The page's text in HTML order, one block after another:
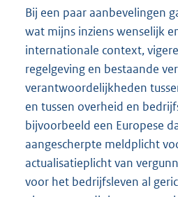
Bij een paar aanbevelingen
wat mijns inziens wenselijk
internationale context,
regelgeving en bestaande
verantwoordelijkheden
en tussen overheid en
bijvoorbeeld een Europese
aangescherpte meldplicht
actualisatieplicht van
voor het bedrijfsleven al